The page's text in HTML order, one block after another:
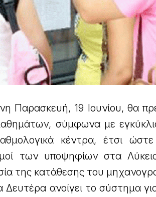
Παρασκευή, 19 Ιουνίου, θα
σύμφωνα με
κέντρα, έτσι
των υποψηφίων στα
της κατάθεσης του
ανοίγει το σύστημα